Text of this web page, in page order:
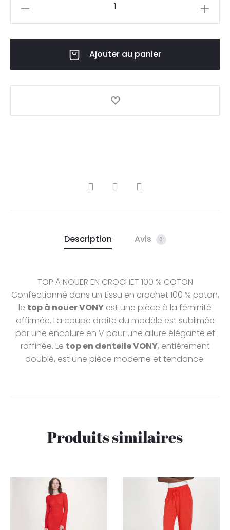
Ajouter au panier
Description Avis 0
TOP À NOUER EN CROCHET 100 % COTON
Confectionné dans un tissu en crochet 100 % coton,
le top à nouer VONY est une pièce à la féminité
affirmée. La coupe droite du modèle est sublimée
par une encolure en V pour une allure élégante et
raffinée. Le top en dentelle VONY, entièrement
doublé, est une pièce moderne et tendance.
Produits similaires